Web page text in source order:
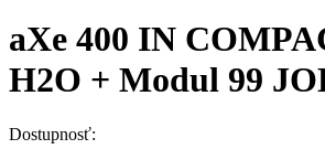
aXe 400 IN
H2O + Modul 99
Dostupnosť: